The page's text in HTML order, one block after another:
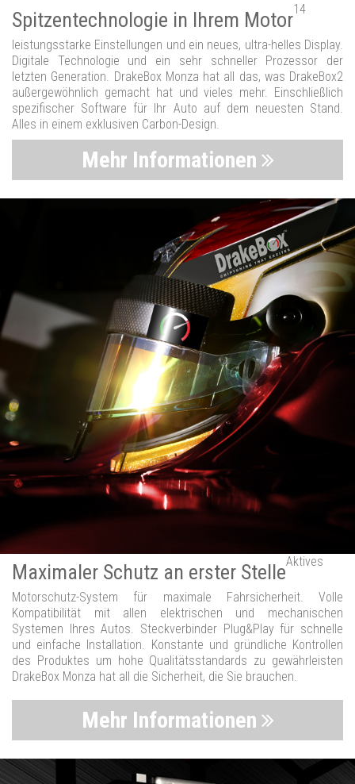
Spitzentechnologie in Ihrem Motor14
leistungsstarke Einstellungen und ein neues, ultra-helles Display.
Digitale Technologie und ein sehr schneller Prozessor der
letzten Generation. DrakeBox Monza hat all das, was DrakeBox2
außergewöhnlich gemacht hat und vieles mehr. Einschließlich
spezifischer Software für Ihr Auto auf dem neuesten Stand.
Alles in einem exklusiven Carbon-Design.
Mehr Informationen
Maximaler Schutz an erster StelleAktives
Motorschutz-System für maximale Fahrsicherheit. Volle
Kompatibilität mit allen elektrischen und mechanischen
Systemen Ihres Autos. Steckverbinder Plug&Play für schnelle
und einfache Installation. Konstante und gründliche Kontrollen
des Produktes um hohe Qualitätsstandards zu gewährleisten
DrakeBox Monza hat all die Sicherheit, die Sie brauchen.
Mehr Informationen